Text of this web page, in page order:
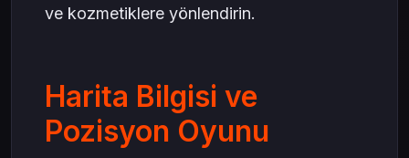
ve kozmetiklere yönlendirin.
Harita Bilgisi ve
Pozisyon Oyunu